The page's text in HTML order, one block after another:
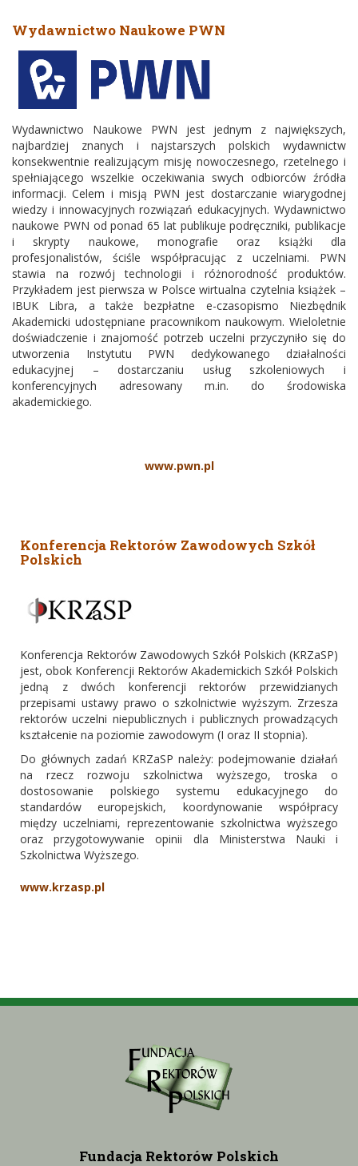
Wydawnictwo Naukowe PWN
Wydawnictwo Naukowe PWN jest jednym z największych,
najbardziej znanych i najstarszych polskich wydawnictw
konsekwentnie realizującym misję nowoczesnego, rzetelnego i
spełniającego wszelkie oczekiwania swych odbiorców źródła
informacji. Celem i misją PWN jest dostarczanie wiarygodnej
wiedzy i innowacyjnych rozwiązań edukacyjnych. Wydawnictwo
naukowe PWN od ponad 65 lat publikuje podręczniki, publikacje
i skrypty naukowe, monografie oraz książki dla
profesjonalistów, ściśle współpracując z uczelniami. PWN
stawia na rozwój technologii i różnorodność produktów.
Przykładem jest pierwsza w Polsce wirtualna czytelnia książek –
IBUK Libra, a także bezpłatne e-czasopismo Niezbędnik
Akademicki udostępniane pracownikom naukowym. Wieloletnie
doświadczenie i znajomość potrzeb uczelni przyczyniło się do
utworzenia Instytutu PWN dedykowanego działalności
edukacyjnej – dostarczaniu usług szkoleniowych i
konferencyjnych adresowany m.in. do środowiska
akademickiego.
www.pwn.pl
Konferencja Rektorów Zawodowych Szkół
Polskich
Konferencja Rektorów Zawodowych Szkół Polskich (KRZaSP)
jest, obok Konferencji Rektorów Akademickich Szkół Polskich
jedną z dwóch konferencji rektorów przewidzianych
przepisami ustawy prawo o szkolnictwie wyższym. Zrzesza
rektorów uczelni niepublicznych i publicznych prowadzących
kształcenie na poziomie zawodowym (I oraz II stopnia).
Do głównych zadań KRZaSP należy: podejmowanie działań
na rzecz rozwoju szkolnictwa wyższego, troska o
dostosowanie polskiego systemu edukacyjnego do
standardów europejskich, koordynowanie współpracy
między uczelniami, reprezentowanie szkolnictwa wyższego
oraz przygotowywanie opinii dla Ministerstwa Nauki i
Szkolnictwa Wyższego.
www.krzasp.pl
Fundacja Rektorów Polskich